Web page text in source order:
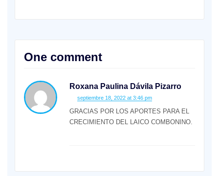
One comment
Roxana Paulina Dávila Pizarro
septiembre 18, 2022 at 3:46 pm
GRACIAS POR LOS APORTES PARA EL
CRECIMIENTO DEL LAICO COMBONINO.